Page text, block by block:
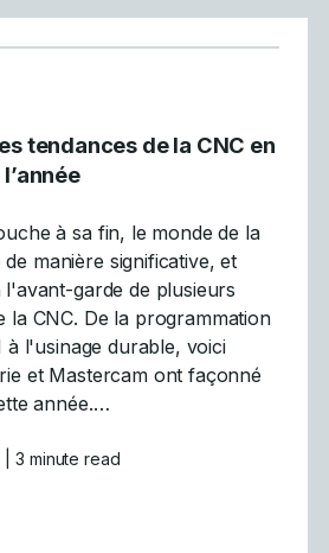
ABOUT
tendances de la CNC en
à sa fin, le monde de la
manière significative, et
garde de plusieurs
la CNC. De la programmation
à l'usinage durable, voici
et Mastercam ont façonné
année.…
| 3 minute read
5 principales tendances de la